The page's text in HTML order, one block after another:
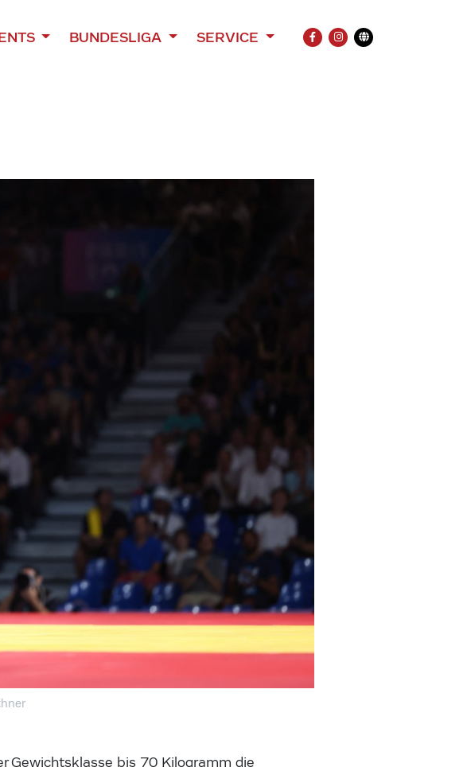
BUNDESLIGA SERVICE
FACEBOOK
INSTAGRAM
Übersetzung
Gewichtsklasse bis 70 Kilogramm die